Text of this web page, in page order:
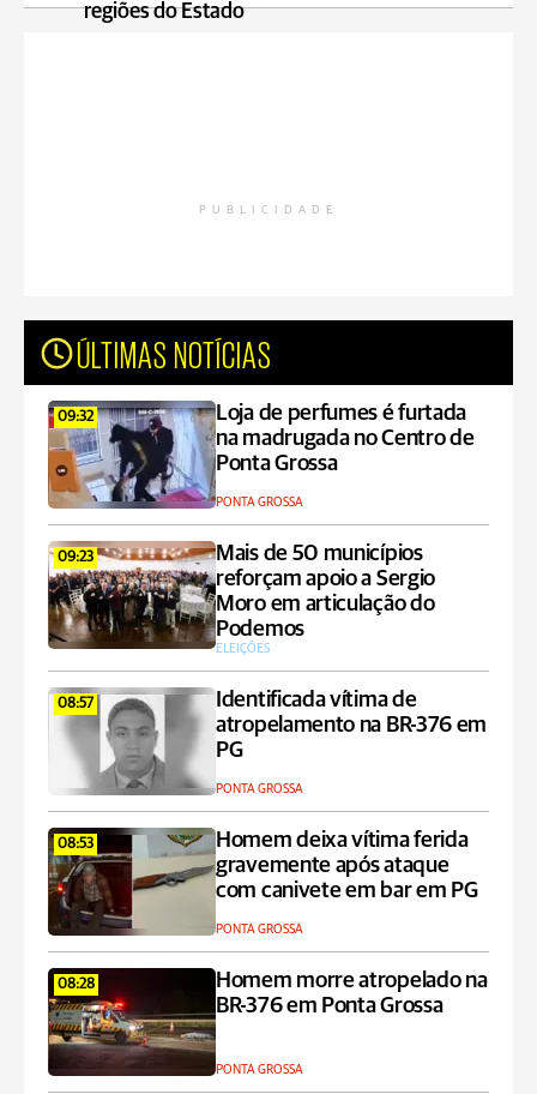
regiões do Estado
PUBLICIDADE
ÚLTIMAS NOTÍCIAS
09:32
Loja de perfumes é furtada
na madrugada no Centro de
Ponta Grossa
PONTA GROSSA
09:23
Mais de 50 municípios
reforçam apoio a Sergio
Moro em articulação do
Podemos
ELEIÇÕES
08:57
Identificada vítima de
atropelamento na BR-376 em
PG
PONTA GROSSA
08:53
Homem deixa vítima ferida
gravemente após ataque
com canivete em bar em PG
PONTA GROSSA
08:28
Homem morre atropelado na
BR-376 em Ponta Grossa
PONTA GROSSA